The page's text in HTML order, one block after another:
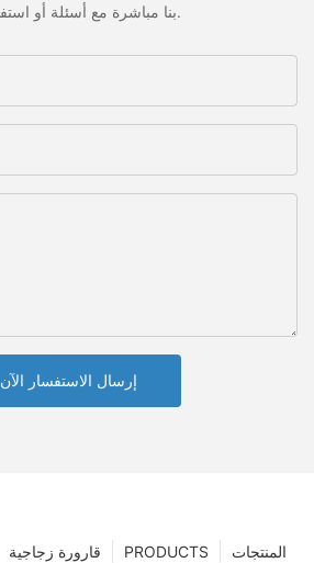
بنا مباشرة مع أسئلة أو استفسارات.
إرسال الاستفسار الآن
المنتجات PRODUCTS قارورة زجاجية